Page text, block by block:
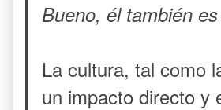
Bueno, él también
La cultura, tal como
un impacto directo